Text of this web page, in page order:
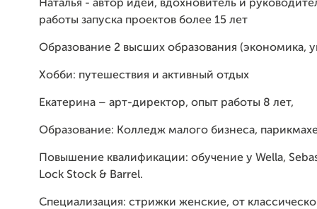
Наталья - автор идеи, вдохновитель и
работы запуска проектов более 15 лет
Образование 2 высших образования (экономика,
Хобби: путешествия и активный отдых
Екатерина – арт-директор, опыт работы 8 лет,
Образование: Колледж малого бизнеса,
Повышение квалификации: обучение у Wella,
Lock Stock & Barrel.
Специализация: стрижки женские, от